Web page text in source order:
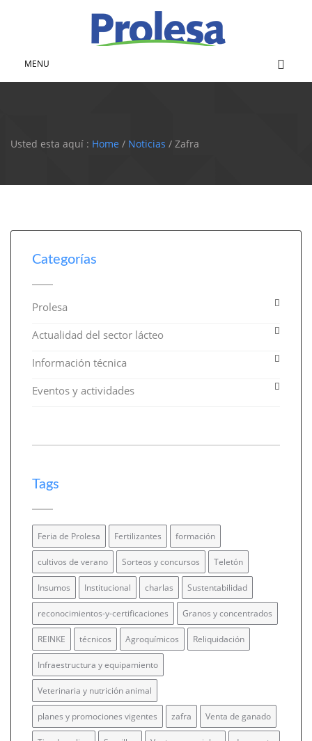
MENU
Usted esta aquí : Home / Noticias / Zafra
Categorías
Prolesa
Actualidad del sector lácteo
Información técnica
Eventos y actividades
Tags
Feria de Prolesa Fertilizantes formación
cultivos de verano Sorteos y concursos Teletón
Insumos Institucional charlas Sustentabilidad
reconocimientos-y-certificaciones Granos y concentrados
REINKE técnicos Agroquímicos Reliquidación
Infraestructura y equipamiento
Veterinaria y nutrición animal
planes y promociones vigentes zafra Venta de ganado